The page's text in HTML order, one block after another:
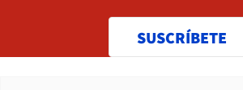
SUSCRÍBETE